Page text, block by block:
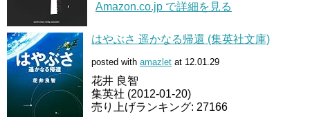
Amazon.co.jp で詳細を見る
はやぶさ 遥かなる帰還 (集英社文庫)
posted with amazlet at 12.01.29
花井 良智
集英社 (2012-01-20)
売り上げランキング: 27166